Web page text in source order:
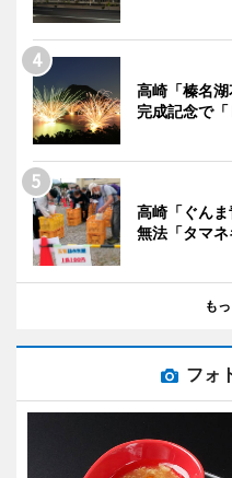
高崎「榛名
完成記念で「
高崎「ぐん
無法「タマ
も
フォ